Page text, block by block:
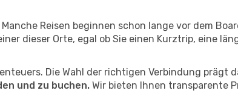
Manche Reisen beginnen schon lange vor dem
dieser Orte, egal ob Sie einen Kurztrip, eine
Die Wahl der richtigen Verbindung prägt
und zu buchen. Wir bieten Ihnen transparente